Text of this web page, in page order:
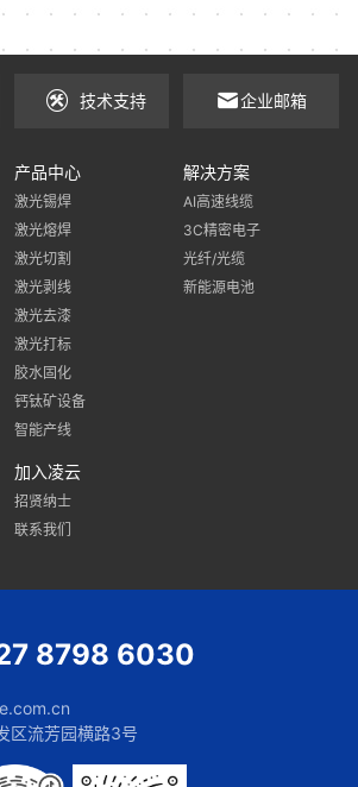
技术支持 企业邮箱
产品中心
激光锡焊
激光熔焊
激光切割
激光剥线
激光去漆
激光打标
胶水固化
钙钛矿设备
智能产线
解决方案
AI高速线缆
3C精密电子
光纤/光缆
新能源电池
加入凌云
招贤纳士
联系我们
8798 6030
区流芳园横路3号